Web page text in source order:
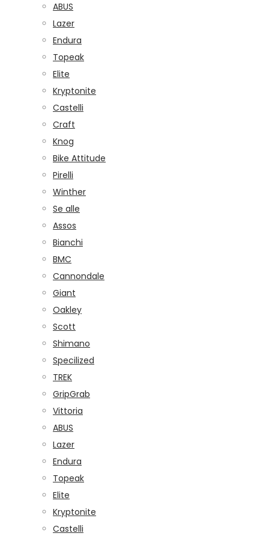
ABUS
Lazer
Endura
Topeak
Elite
Kryptonite
Castelli
Craft
Knog
Bike Attitude
Pirelli
Winther
Se alle
Assos
Bianchi
BMC
Cannondale
Giant
Oakley
Scott
Shimano
Specilized
TREK
GripGrab
Vittoria
ABUS
Lazer
Endura
Topeak
Elite
Kryptonite
Castelli